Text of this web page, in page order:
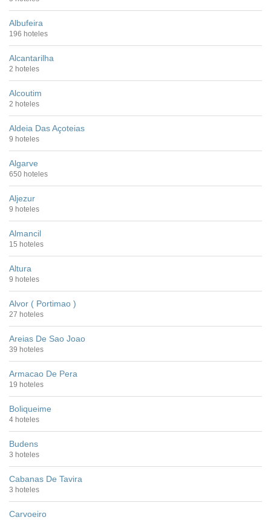
Albufeira
196 hoteles
Alcantarilha
2 hoteles
Alcoutim
2 hoteles
Aldeia Das Açoteias
9 hoteles
Algarve
650 hoteles
Aljezur
9 hoteles
Almancil
15 hoteles
Altura
9 hoteles
Alvor ( Portimao )
27 hoteles
Areias De Sao Joao
39 hoteles
Armacao De Pera
19 hoteles
Boliqueime
4 hoteles
Budens
3 hoteles
Cabanas De Tavira
3 hoteles
Carvoeiro